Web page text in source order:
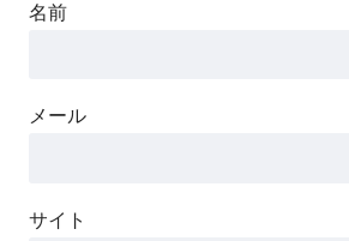
名前
メール
サイト